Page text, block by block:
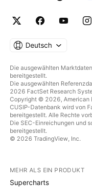
Deutsch
Die ausgewählten
bereitgestellt.
Die ausgewählten
2026 FactSet Research
Copyright © 2026, American
CUSIP-Datenbank wird von
bereitgestellt. Alle Rechte
Die SEC-Einreichungen und
bereitgestellt.
© 2026 TradingView, Inc.
MEHR ALS EIN PRODUKT
Supercharts